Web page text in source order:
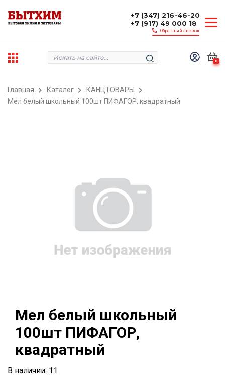
+7 (347) 216-46-20
+7 (917) 49 000 18
Обратный звонок
0
Главная Каталог
КАНЦТОВАРЫ
Мел белый школьный 100шт ПИФАГОР, квадратный
Мел белый школьный
100шт ПИФАГОР,
квадратный
В наличии: 11